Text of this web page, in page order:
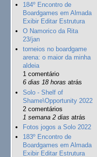
184º Encontro de
Boardgames em Almada
Exibir Editar Estrutura
O Namorico da Rita
23/jan
torneios no boardgame
arena: o maior da minha
aldeia
1 comentário
6 dias 18 horas atrás
Solo - Shelf of
Shame\Opportunity 2022
2 comentários
1 semana 2 dias atrás
Fotos jogos a Solo 2022
183º Encontro de
Boardgames em Almada
Exibir Editar Estrutura